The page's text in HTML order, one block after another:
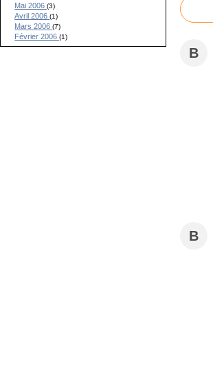
Mai 2006(3)
Avril 2006(1)
Mars 2006(7)
Février 2006(1)
B
B